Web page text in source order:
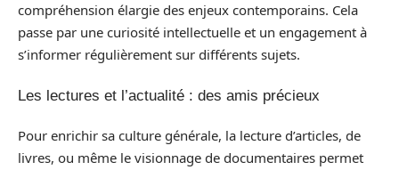
compréhension élargie des enjeux contemporains. Cela
passe par une curiosité intellectuelle et un engagement à
s’informer régulièrement sur différents sujets.
Les lectures et l’actualité : des amis précieux
Pour enrichir sa culture générale, la lecture d’articles, de
livres, ou même le visionnage de documentaires permet